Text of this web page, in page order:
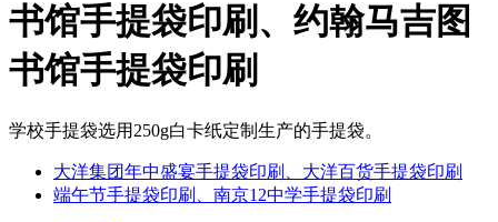
书馆手提袋印刷、约翰马吉图
书馆手提袋印刷
学校手提袋选用250g白卡纸定制生产的手提袋。
大洋集团年中盛宴手提袋印刷、大洋百货手提袋印刷
端午节手提袋印刷、南京12中学手提袋印刷